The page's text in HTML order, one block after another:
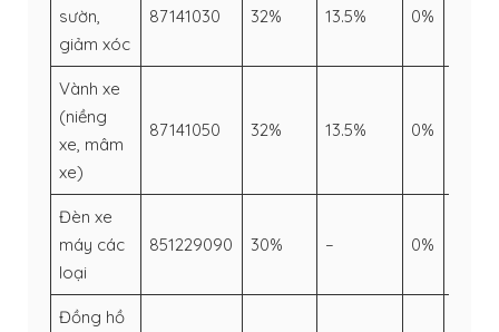
sườn,
giảm xóc
87141030 32% 13.5% 0%
Vành xe
(niềng
xe, mâm
xe)
87141050 32% 13.5% 0%
Đèn xe
máy các
loại
851229090 30% – 0%
Đồng hồ